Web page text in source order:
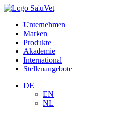
Unternehmen
Marken
Produkte
Akademie
International
Stellenangebote
DE
EN
NL